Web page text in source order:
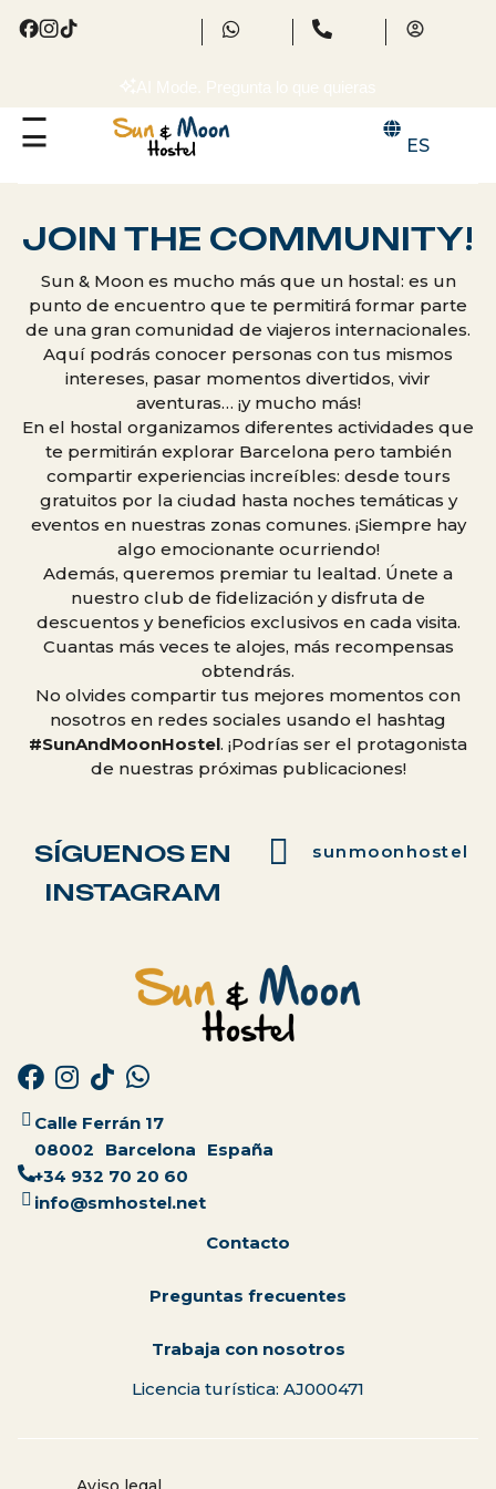
ES
JOIN THE COMMUNITY!
Sun & Moon es mucho más que un hostal: es un
punto de encuentro que te permitirá formar parte
de una gran comunidad de viajeros internacionales.
Aquí podrás conocer personas con tus mismos
intereses, pasar momentos divertidos, vivir
aventuras… ¡y mucho más!
En el hostal organizamos diferentes actividades que
te permitirán explorar Barcelona pero también
compartir experiencias increíbles: desde tours
gratuitos por la ciudad hasta noches temáticas y
eventos en nuestras zonas comunes. ¡Siempre hay
algo emocionante ocurriendo!
Además, queremos premiar tu lealtad. Únete a
nuestro club de fidelización y disfruta de
descuentos y beneficios exclusivos en cada visita.
Cuantas más veces te alojes, más recompensas
obtendrás.
No olvides compartir tus mejores momentos con
nosotros en redes sociales usando el hashtag
#SunAndMoonHostel. ¡Podrías ser el protagonista
de nuestras próximas publicaciones!
SÍGUENOS EN
INSTAGRAM
sunmoonhostel
Calle Ferrán 17
08002
Barcelona
España
+34 932 70 20 60
info@smhostel.net
Contacto
Preguntas frecuentes
Trabaja con nosotros
Licencia turística: AJ000471